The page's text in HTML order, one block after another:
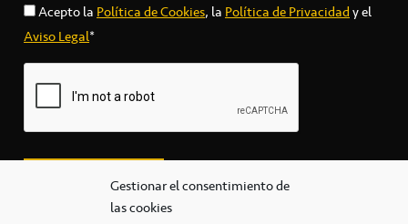
Gestionar el consentimiento de
las cookies
Acepto laPolítica de Cookies, laPolítica de Privacidady el
Aviso Legal*